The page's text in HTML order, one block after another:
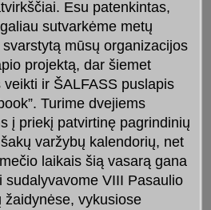
Esu patenkintas,
sutvarkėme metų
svarstytą mūsų organizacijos
projektą, dar šiemet
veikti ir ŠALFASS puslapis
Turime dvejiems
į priekį patvirtinę pagrindinių
varžybų kalendorių, net
laikais šią vasarą gana
sudalyvavome VIII Pasaulio
žaidynėse, vykusiose